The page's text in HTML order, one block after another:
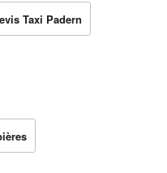
Taxi Padern